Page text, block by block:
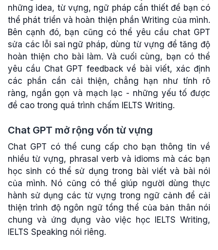
những idea, từ vựng, ngữ pháp cần thiết để bạn có
thể phát triển và hoàn thiện phần Writing của mình.
Bên cạnh đó, bạn cũng có thể yêu cầu chat GPT
sửa các lỗi sai ngữ pháp, dùng từ vựng để tăng độ
hoàn thiện cho bài làm. Và cuối cùng, bạn có thể
yêu cầu Chat GPT feedback về bài viết, xác định
các phần cần cải thiện, chẳng hạn như tính rõ
ràng, ngắn gọn và mạch lạc - những yếu tố được
đề cao trong quá trình chấm IELTS Writing.
Chat GPT mở rộng vốn từ vựng
Chat GPT có thể cung cấp cho bạn thông tin về
nhiều từ vựng, phrasal verb và idioms mà các bạn
học sinh có thể sử dụng trong bài viết và bài nói
của mình. Nó cũng có thể giúp người dùng thực
hành sử dụng các từ vựng trong ngữ cảnh để cải
thiện trình độ ngôn ngữ tổng thể của bản thân nói
chung và ứng dụng vào việc học IELTS Writing,
IELTS Speaking nói riêng.